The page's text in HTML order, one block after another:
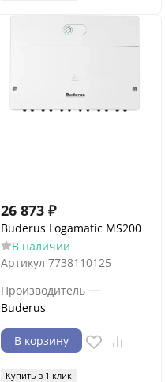
26 873 ₽
Buderus Logamatic MS200
В наличии
Артикул 7738110125
Производитель —
Buderus
В корзину
Купить в 1 клик